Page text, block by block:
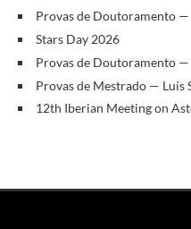
Provas de Doutoramento
Stars Day 2026
Provas de Doutoramento
Provas de Mestrado — Luís
12th Iberian Meeting on